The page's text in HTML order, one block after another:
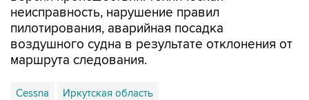
неисправность, нарушение правил
пилотирования, аварийная посадка
воздушного судна в результате отклонения от
маршрута следования.
Cessna Иркутская область